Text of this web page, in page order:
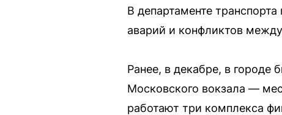
В департаменте
аварий и конфликтов
Ранее, в декабре, в городе
Московского вокзала —
работают три комплекса